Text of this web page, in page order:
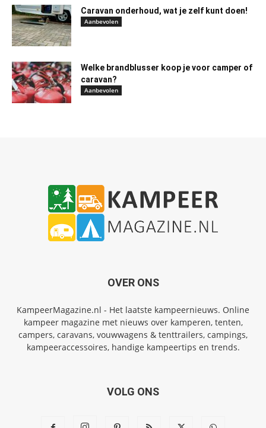
Caravan onderhoud, wat je zelf kunt doen!
Aanbevolen
Welke brandblusser koop je voor camper of
caravan?
Aanbevolen
OVER ONS
KampeerMagazine.nl - Het laatste kampeernieuws. Online
kampeer magazine met nieuws over kamperen, tenten,
campers, caravans, vouwwagens & tenttrailers, campings,
kampeeraccessoires, handige kampeertips en trends.
VOLG ONS